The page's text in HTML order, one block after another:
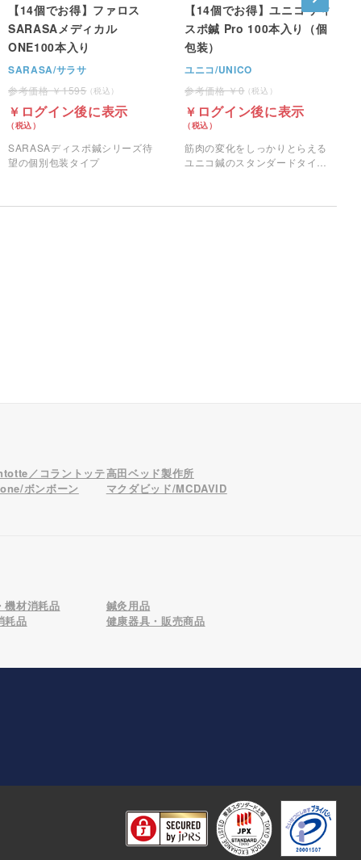
【14個でお得】ファロス
SARASAメディカル
ONE100本入り
SARASA/サラサ
1595
ログイン後に表示
SARASAディスポ鍼シリーズ待
望の個別包装タイプ
【14個でお得】ユニコ ディ
スポ鍼 Pro 100本入り（個
包装）
ユニコ/UNICO
0
ログイン後に表示
筋肉の変化をしっかりとらえる
ユニコ鍼のスタンダードタイプ
／コラントッテ高田ベッド製作所
ボンボーン
マクダビッド/MCDAVID
機材消耗品
鍼灸用品
耗品
健康器具・販売商品